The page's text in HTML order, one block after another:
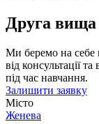
Друга вища
Ми беремо на себе
від консультації
під час навчання.
Залишити заявку
Місто
Женева